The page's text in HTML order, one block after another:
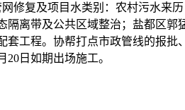
修复及项目水类别：农村污水来
隔离带及公共区域整治；盐都区
套工程。协帮打点市政管线的报
日如期出场施工。